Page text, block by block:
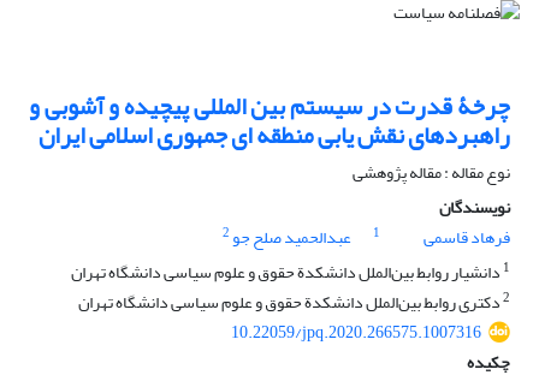
چرخۀ قدرت در سیستم بین المللی پیچیده و آشوبی و
راهبردهای نقش یابی منطقه ای جمهوری اسلامی ایران
نوع مقاله : مقاله پژوهشی
نویسندگان
فرهاد قاسمی
1 عبدالحمید صلح جو2
1 دانشیار روابط بین‌الملل دانشکدة حقوق و علوم سیاسی دانشگاه تهران
2دکتری روابط بین‌الملل دانشکدة حقوق و علوم سیاسی دانشگاه تهران
10.22059/jpq.2020.266575.1007316
چکیده